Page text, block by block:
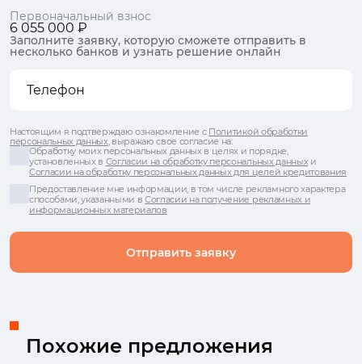
Первоначальный взнос
6 055 000 ₽
Заполните заявку, которую сможете отправить в
несколько банков и узнать решение онлайн
Отправить заявку
Настоящим я подтверждаю ознакомление с Политикой обработки
персональных данных, выражаю свое согласие на:
Обработку моих персональных данных в целях и порядке,
установленных в Согласии на обработку персональных данныхи
Согласии на обработку персональных данных для целей кредитования
Предоставление мне информации, в том числе рекламного характера
способами, указанными вСогласии на получение рекламных и
информационных материалов
Похожие предложения